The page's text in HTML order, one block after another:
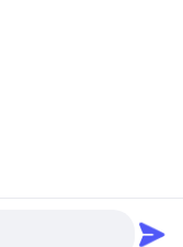
Fengge